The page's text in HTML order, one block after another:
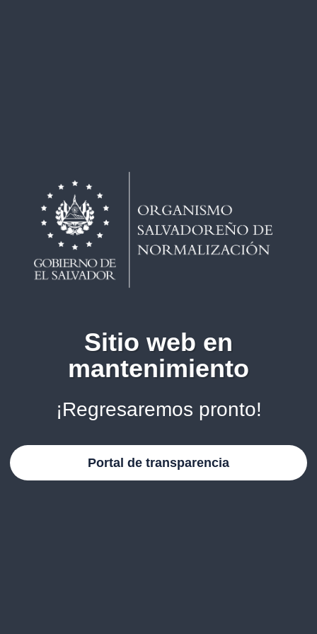
Sitio web en
mantenimiento
¡Regresaremos pronto!
Portal de transparencia